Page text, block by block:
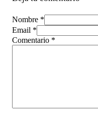
Nombre *
Email *
Comentario *